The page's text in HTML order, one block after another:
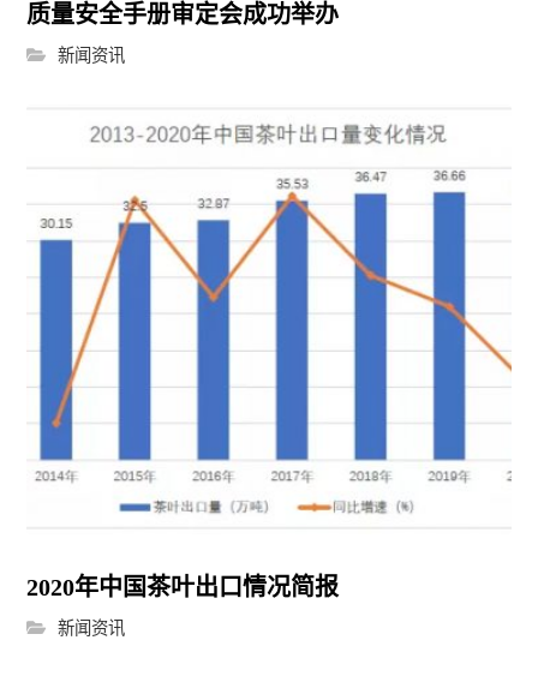
质量安全手册审定会成功举办
新闻资讯
2020年中国茶叶出口情况简报
新闻资讯